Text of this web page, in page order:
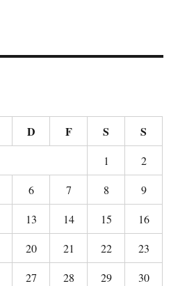
D F S S
1
2
6 7 8
9
13 14 15
16
20 21 22
23
27 28 29
30